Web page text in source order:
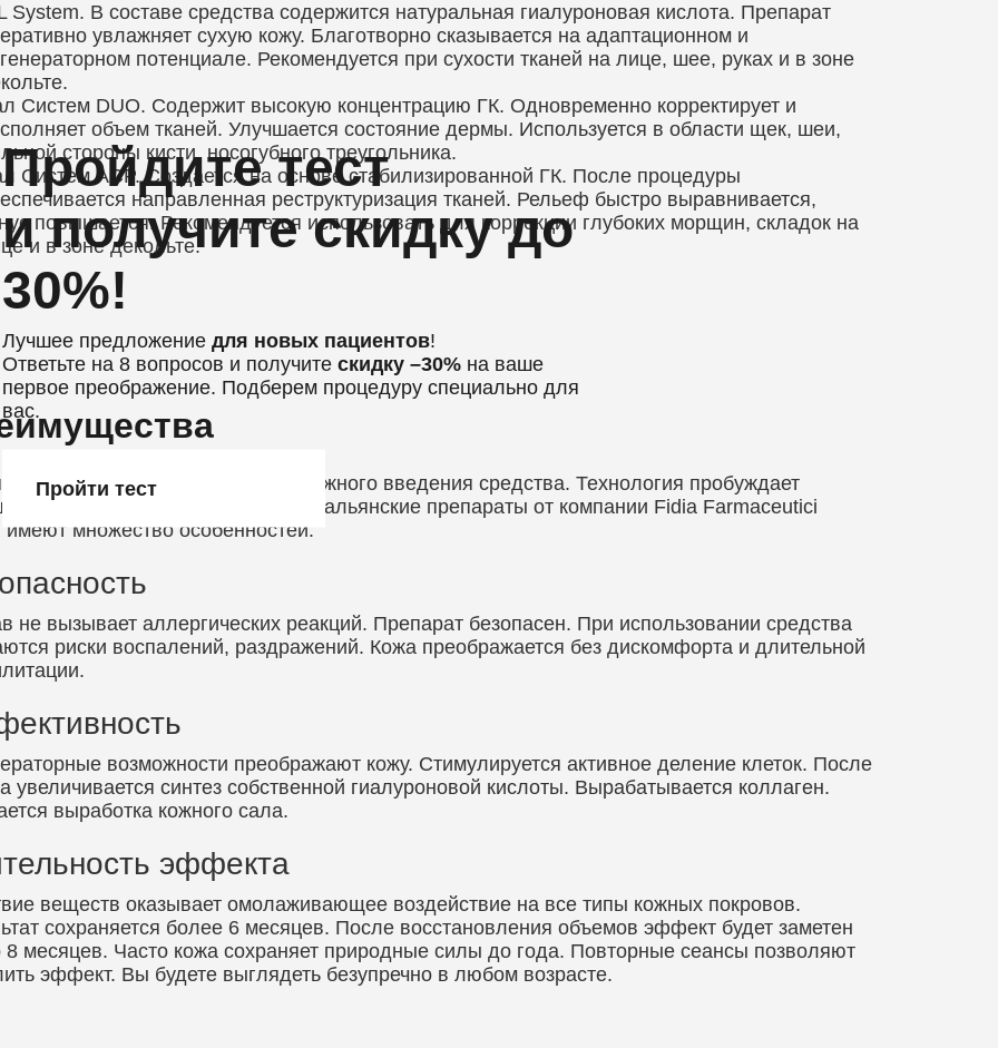
System. В составе средства содержится натуральная гиалуроновая кислота. Препарат
увлажняет сухую кожу. Благотворно сказывается на адаптационном и
потенциале. Рекомендуется при сухости тканей на лице, шее, руках и в зоне
Систем DUO. Содержит высокую концентрацию ГК. Одновременно корректирует и
объем тканей. Улучшается состояние дермы. Используется в области щек, шеи,
стороны кисти, носогубного треугольника.
Систем ACP. Создается на основе стабилизированной ГК. После процедуры
направленная реструктуризация тканей. Рельеф быстро выравнивается,
повышается. Рекомендуется использовать для коррекции глубоких морщин, складок на
и в зоне декольте.
Пройдите тест
и получите скидку до
30%!
Лучшее предложение для новых пациентов!
Ответьте на 8 вопросов и получите скидку –30% на ваше
первое преображение. Подберем процедуру специально для
вас.
Пройти тест
выполняется с помощью подкожного введения средства. Технология пробуждает
естественного омоложения. Итальянские препараты от компании Fidia Farmaceutici
имеют множество особенностей.
не вызывает аллергических реакций. Препарат безопасен. При использовании средства
риски воспалений, раздражений. Кожа преображается без дискомфорта и длительной
возможности преображают кожу. Стимулируется активное деление клеток. После
увеличивается синтез собственной гиалуроновой кислоты. Вырабатывается коллаген.
выработка кожного сала.
эффекта
веществ оказывает омолаживающее воздействие на все типы кожных покровов.
сохраняется более 6 месяцев. После восстановления объемов эффект будет заметен
8 месяцев. Часто кожа сохраняет природные силы до года. Повторные сеансы позволяют
эффект. Вы будете выглядеть безупречно в любом возрасте.